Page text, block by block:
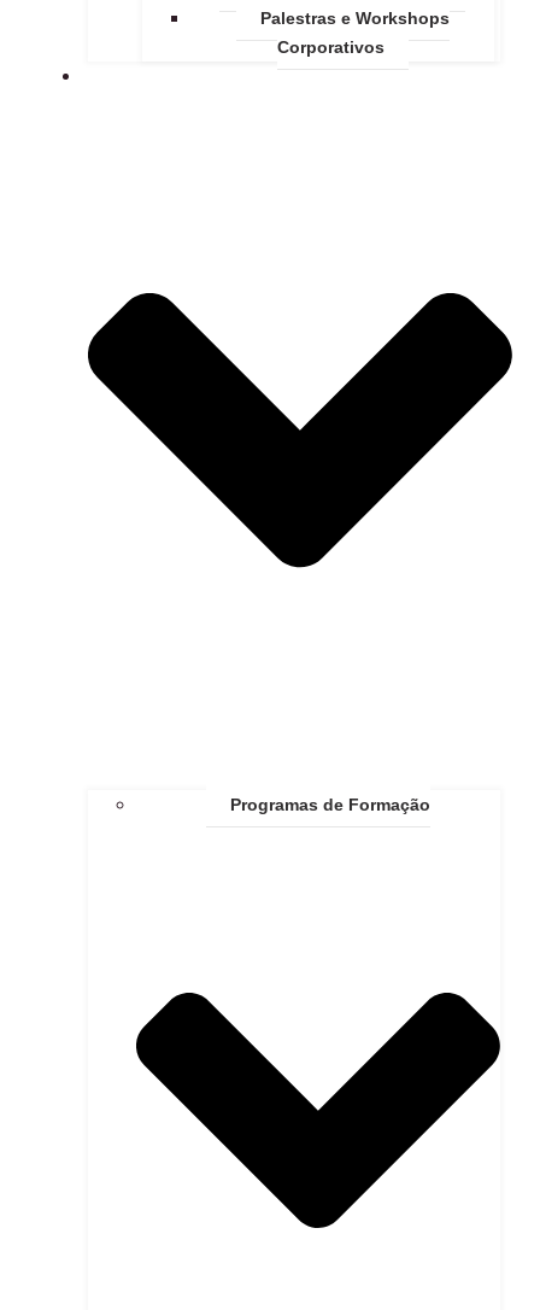
Palestras e Workshops
Corporativos
ACADEMIA DE NEUROCIÊNCIAS
Programas de Formação